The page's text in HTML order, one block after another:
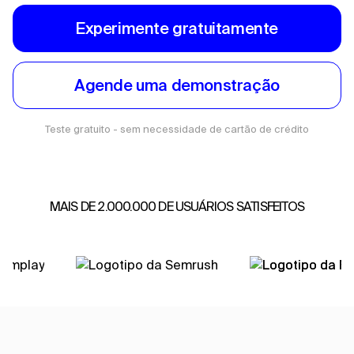
Experimente gratuitamente
Agende uma demonstração
Teste gratuito - sem necessidade de cartão de crédito
MAIS DE 2.000.000 DE USUÁRIOS SATISFEITOS